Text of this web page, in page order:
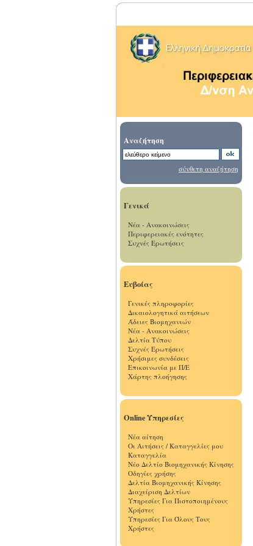
Αναζήτηση
σύνθετη αναζήτηση
Γενικά
Νέα - Ανακοινώσεις
Περιφερειακές ενότητες
Συχνές Ερωτήσεις
Ευβοίας
Γενικές πληροφορίες
Δικαιολογητικά αιτήσεων
Άδειες Βιομηχανιών
Νέα - Ανακοινώσεις
Δελτία Τύπου
Συχνές Ερωτήσεις
Χρήσιμες συνδέσεις
Επικοινωνία με Π/Ε
Χάρτης πλοήγησης
Online Υπηρεσίες
Νέα αίτηση
Οι Αιτήσεις / Καταγγελίες μου
Καταγγελία
Νέο Δελτίο Βιομηχανικής Κίνησης
Οδηγίες χρήσης
Δελτία Βιομηχανικής Κίνησης
Διαχείριση Δελτίων
Υπηρεσίες Για Πιστοποιημένους
Χρήστες
Υπηρεσίες Για Όλους Τους
Χρήστες